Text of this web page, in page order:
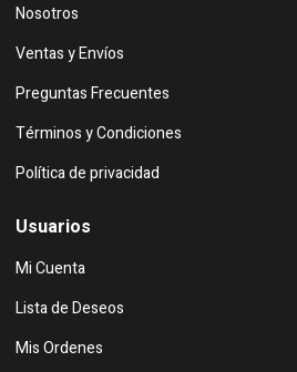
Nosotros
Ventas y Envíos
Preguntas Frecuentes
Términos y Condiciones
Política de privacidad
Usuarios
Mi Cuenta
Lista de Deseos
Mis Ordenes